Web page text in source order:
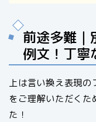
前途多難｜
例文！丁寧
上は言い換え表現
をご理解いただくた
た！